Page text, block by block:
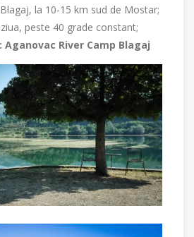
la 10-15 km sud de Mostar;
peste 40 grade constant;
Aganovac River Camp Blagaj